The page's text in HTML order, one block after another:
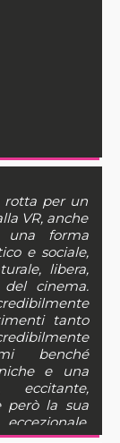
rotta per un
VR, anche
una forma
e sociale,
libera,
cinema.
tanto
benché
e una
eccitante,
però la sua
follia e